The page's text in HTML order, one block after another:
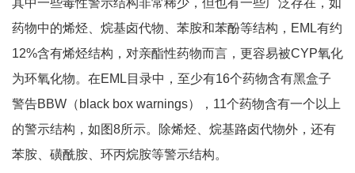
其中一些毒性警示结构非常稀少，但也有一些广泛存在，如
药物中的烯烃、烷基卤代物、苯胺和苯酚等结构，EML有约
12%含有烯烃结构，对亲酯性药物而言，更容易被CYP氧化
为环氧化物。在EML目录中，至少有16个药物含有黑盒子
警告BBW（black box warnings），11个药物含有一个以上
的警示结构，如图8所示。除烯烃、烷基路卤代物外，还有
苯胺、磺酰胺、环丙烷胺等警示结构。